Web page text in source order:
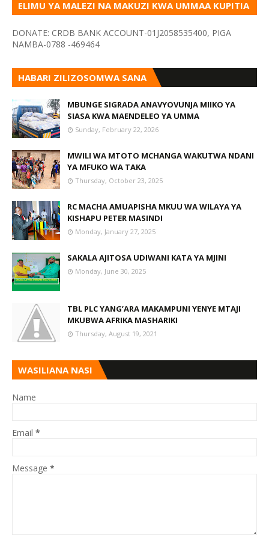
ELIMU YA MALEZI NA MAKUZI KWA UMMAA KUPITIA
DONATE: CRDB BANK ACCOUNT-01J2058535400, PIGA
NAMBA-0788 -469464
HABARI ZILIZOSOMWA SANA
MBUNGE SIGRADA ANAVYOVUNJA MIIKO YA
SIASA KWA MAENDELEO YA UMMA
Sunday, February 22, 2026
MWILI WA MTOTO MCHANGA WAKUTWA NDANI
YA MFUKO WA TAKA
Thursday, October 23, 2025
RC MACHA AMUAPISHA MKUU WA WILAYA YA
KISHAPU PETER MASINDI
Monday, January 27, 2025
SAKALA AJITOSA UDIWANI KATA YA MJINI
Monday, June 30, 2025
TBL PLC YANG’ARA MAKAMPUNI YENYE MTAJI
MKUBWA AFRIKA MASHARIKI
Thursday, August 19, 2021
WASILIANA NASI
Name
Email *
Message *